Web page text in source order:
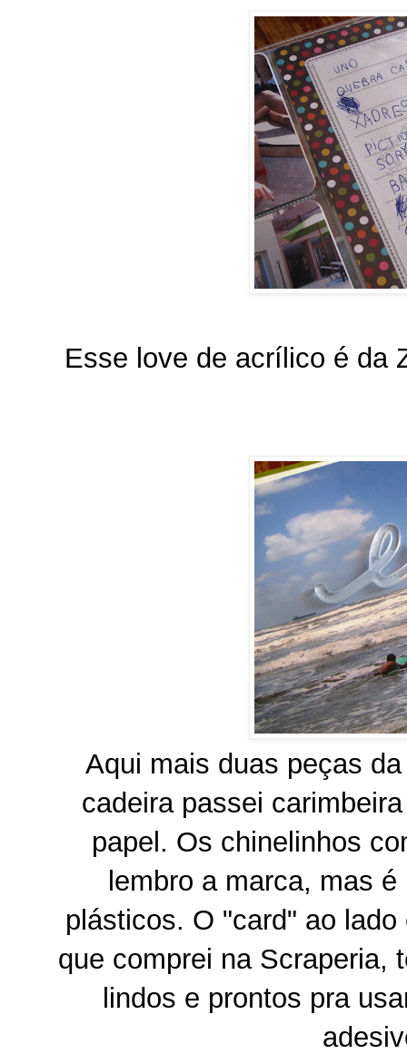
Esse love de acrílico é da
Aqui mais duas peças
cadeira passei
papel. Os chinelinhos
lembro a marca, mas
plásticos. O "card" ao
que comprei na Scraperia,
lindos e prontos pra